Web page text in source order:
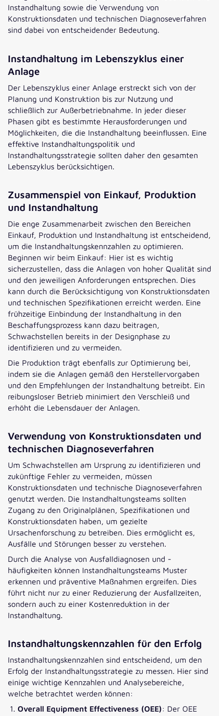
Instandhaltung sowie die Verwendung von
Konstruktionsdaten und technischen Diagnoseverfahren
sind dabei von entscheidender Bedeutung.
Instandhaltung im Lebenszyklus einer
Anlage
Der Lebenszyklus einer Anlage erstreckt sich von der
Planung und Konstruktion bis zur Nutzung und
schließlich zur Außerbetriebnahme. In jeder dieser
Phasen gibt es bestimmte Herausforderungen und
Möglichkeiten, die die Instandhaltung beeinflussen. Eine
effektive Instandhaltungspolitik und
Instandhaltungsstrategie sollten daher den gesamten
Lebenszyklus berücksichtigen.
Zusammenspiel von Einkauf, Produktion
und Instandhaltung
Die enge Zusammenarbeit zwischen den Bereichen
Einkauf, Produktion und Instandhaltung ist entscheidend,
um die Instandhaltungskennzahlen zu optimieren.
Beginnen wir beim Einkauf: Hier ist es wichtig
sicherzustellen, dass die Anlagen von hoher Qualität sind
und den jeweiligen Anforderungen entsprechen. Dies
kann durch die Berücksichtigung von Konstruktionsdaten
und technischen Spezifikationen erreicht werden. Eine
frühzeitige Einbindung der Instandhaltung in den
Beschaffungsprozess kann dazu beitragen,
Schwachstellen bereits in der Designphase zu
identifizieren und zu vermeiden.
Die Produktion trägt ebenfalls zur Optimierung bei,
indem sie die Anlagen gemäß den Herstellervorgaben
und den Empfehlungen der Instandhaltung betreibt. Ein
reibungsloser Betrieb minimiert den Verschleiß und
erhöht die Lebensdauer der Anlagen.
Verwendung von Konstruktionsdaten und
technischen Diagnoseverfahren
Um Schwachstellen am Ursprung zu identifizieren und
zukünftige Fehler zu vermeiden, müssen
Konstruktionsdaten und technische Diagnoseverfahren
genutzt werden. Die Instandhaltungsteams sollten
Zugang zu den Originalplänen, Spezifikationen und
Konstruktionsdaten haben, um gezielte
Ursachenforschung zu betreiben. Dies ermöglicht es,
Ausfälle und Störungen besser zu verstehen.
Durch die Analyse von Ausfalldiagnosen und -
häufigkeiten können Instandhaltungsteams Muster
erkennen und präventive Maßnahmen ergreifen. Dies
führt nicht nur zu einer Reduzierung der Ausfallzeiten,
sondern auch zu einer Kostenreduktion in der
Instandhaltung.
Instandhaltungskennzahlen für den Erfolg
Instandhaltungskennzahlen sind entscheidend, um den
Erfolg der Instandhaltungsstrategie zu messen. Hier sind
einige wichtige Kennzahlen und Analysebereiche,
welche betrachtet werden können:
Overall Equipment Effectiveness (OEE): Der OEE